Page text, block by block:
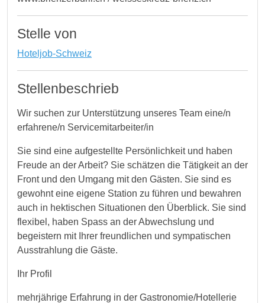
Stelle von
Hoteljob-Schweiz
Stellenbeschrieb
Wir suchen zur Unterstützung unseres Team eine/n
erfahrene/n Servicemitarbeiter/in
Sie sind eine aufgestellte Persönlichkeit und haben
Freude an der Arbeit? Sie schätzen die Tätigkeit an der
Front und den Umgang mit den Gästen. Sie sind es
gewohnt eine eigene Station zu führen und bewahren
auch in hektischen Situationen den Überblick. Sie sind
flexibel, haben Spass an der Abwechslung und
begeistern mit Ihrer freundlichen und sympatischen
Ausstrahlung die Gäste.
Ihr Profil
mehrjährige Erfahrung in der Gastronomie/Hotellerie